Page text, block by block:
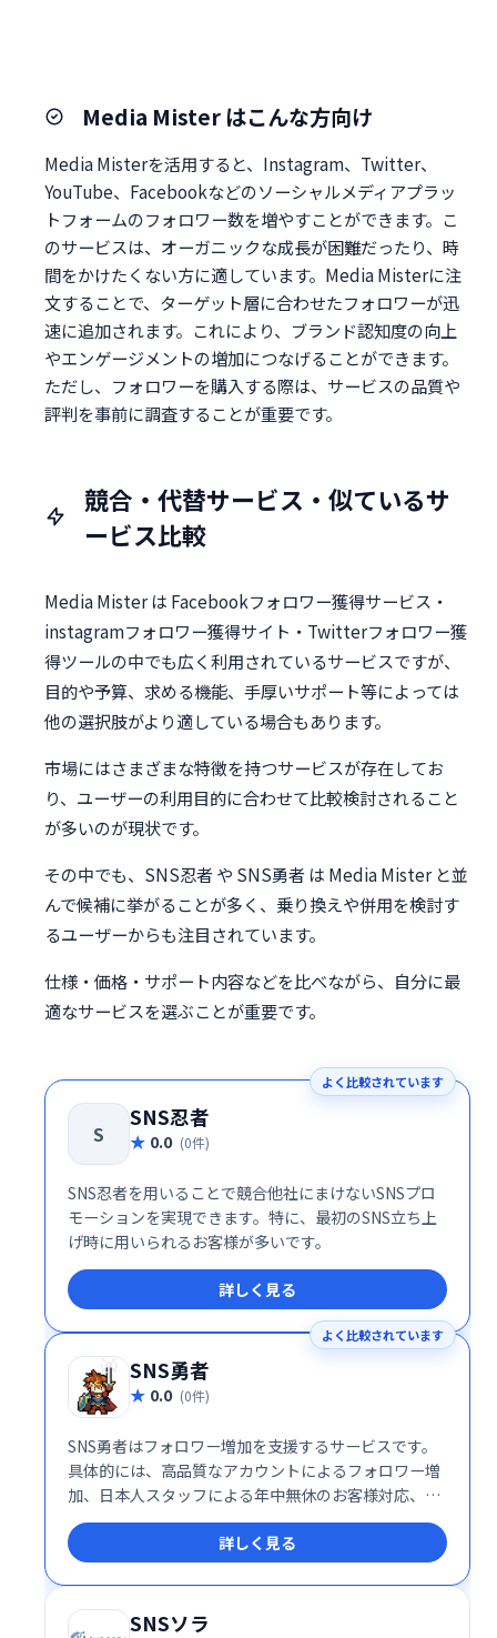
Media Mister はこんな方向け
Media Misterを活用すると、Instagram、Twitter、
YouTube、Facebookなどのソーシャルメディアプラッ
トフォームのフォロワー数を増やすことができます。こ
のサービスは、オーガニックな成長が困難だったり、時
間をかけたくない方に適しています。Media Misterに注
文することで、ターゲット層に合わせたフォロワーが迅
速に追加されます。これにより、ブランド認知度の向上
やエンゲージメントの増加につなげることができます。
ただし、フォロワーを購入する際は、サービスの品質や
評判を事前に調査することが重要です。
競合・代替サービス・似ているサ
ービス比較
Media Mister は Facebookフォロワー獲得サービス・
instagramフォロワー獲得サイト・Twitterフォロワー獲
得ツールの中でも広く利用されているサービスですが、
目的や予算、求める機能、手厚いサポート等によっては
他の選択肢がより適している場合もあります。
市場にはさまざまな特徴を持つサービスが存在してお
り、ユーザーの利用目的に合わせて比較検討されること
が多いのが現状です。
その中でも、SNS忍者 や SNS勇者 は Media Mister と並
んで候補に挙がることが多く、乗り換えや併用を検討す
るユーザーからも注目されています。
仕様・価格・サポート内容などを比べながら、自分に最
適なサービスを選ぶことが重要です。
よく比較されています
S
SNS忍者
0.0 (0件)
SNS忍者を用いることで競合他社にまけないSNSプロ
モーションを実現できます。特に、最初のSNS立ち上
げ時に用いられるお客様が多いです。
詳しく見る
よく比較されています
SNS勇者
0.0 (0件)
SNS勇者はフォロワー増加を支援するサービスです。
具体的には、高品質なアカウントによるフォロワー増
加、日本人スタッフによる年中無休のお客様対応、減
少補填、返金保証を揃えた安心できる環境の整備を強
みとしており、お客様のSNSプロモーションを支援し
ております。
詳しく見る
SNSソラ